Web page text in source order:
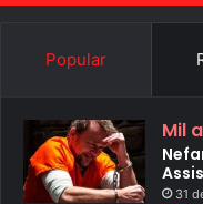
Popular
Mil
31